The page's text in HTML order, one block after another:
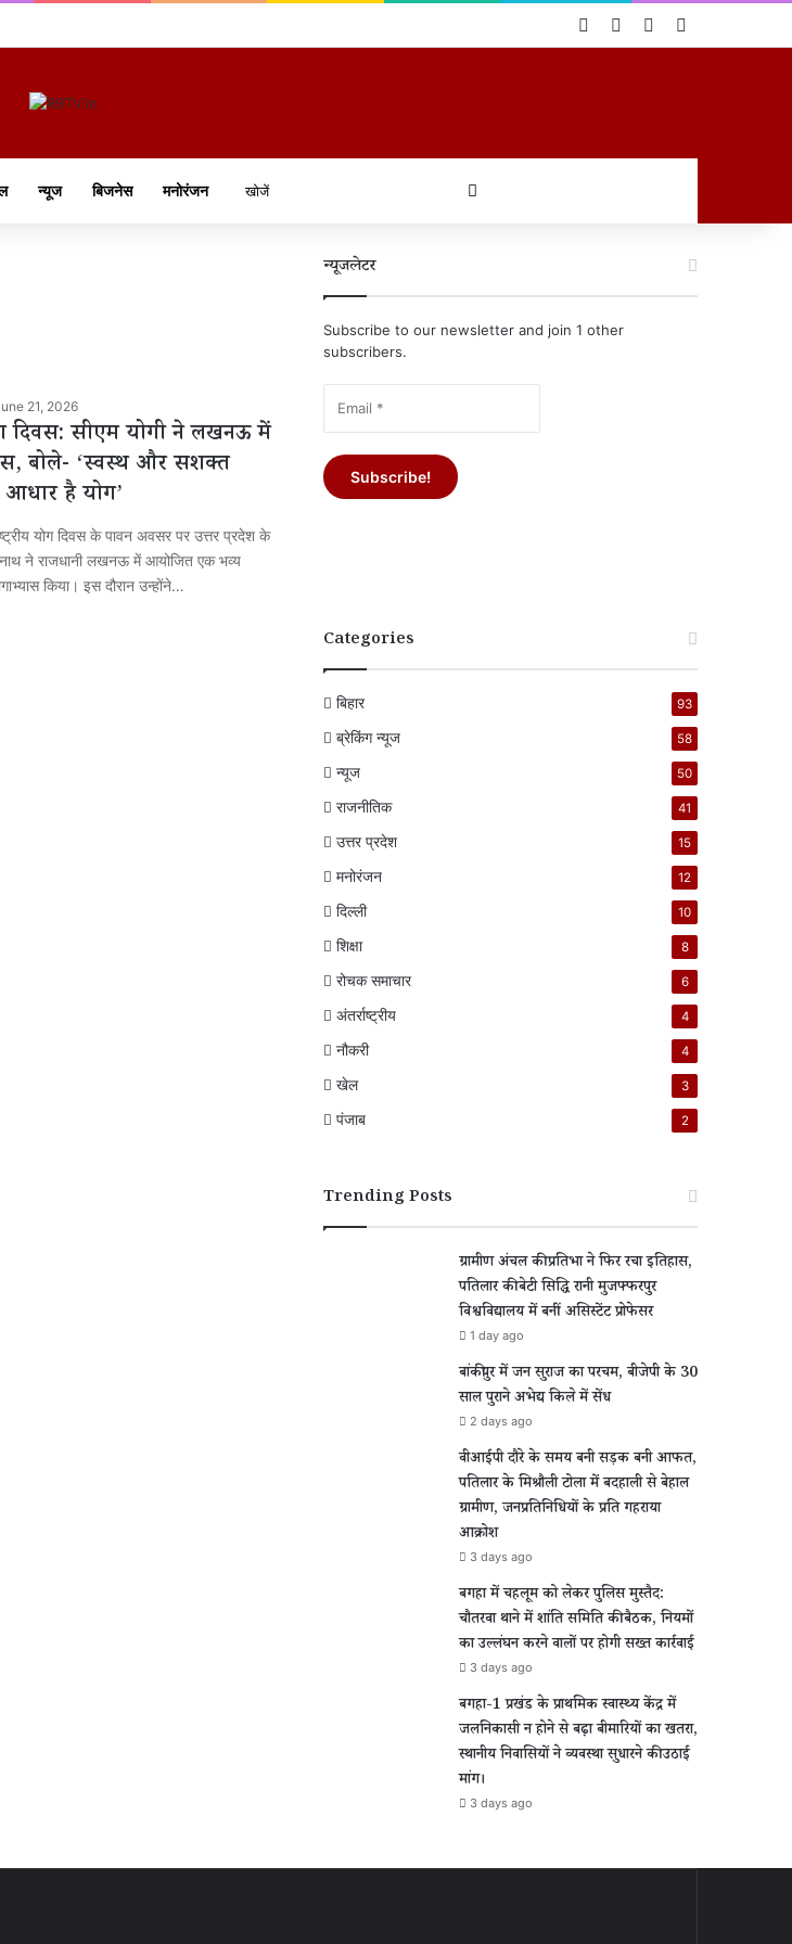
Log InRandom Article
Sidebar
न्यूज बिजनेस मनोरंजन
21, 2026
दिवस: सीएम योगी ने लखनऊ में
बोले- ‘स्वस्थ और सशक्त
है योग’
योग दिवस के पावन अवसर पर उत्तर प्रदेश के
ने राजधानी लखनऊ में आयोजित एक भव्य
किया। इस दौरान उन्होंने…
न्यूजलेटर
Subscribe to our newsletter and join 1 other
subscribers.
Categories
बिहार 93
ब्रेकिंग न्यूज 58
न्यूज 50
राजनीतिक 41
उत्तर प्रदेश 15
मनोरंजन 12
दिल्ली 10
शिक्षा 8
रोचक समाचार 6
अंतर्राष्ट्रीय 4
नौकरी 4
खेल 3
पंजाब 2
Trending Posts
ग्रामीण अंचल की प्रतिभा ने फिर रचा इतिहास,
पतिलार की बेटी सिद्धि रानी मुजफ्फरपुर
विश्वविद्यालय में बनीं असिस्टेंट प्रोफेसर
1 day ago
बांकीपुर में जन सुराज का परचम, बीजेपी के 30
साल पुराने अभेद्य किले में सेंध
2 days ago
वीआईपी दौरे के समय बनी सड़क बनी आफत,
पतिलार के मिश्रौली टोला में बदहाली से बेहाल
ग्रामीण, जनप्रतिनिधियों के प्रति गहराया
आक्रोश
3 days ago
बगहा में चहलूम को लेकर पुलिस मुस्तैद:
चौतरवा थाने में शांति समिति की बैठक, नियमों
का उल्लंघन करने वालों पर होगी सख्त कार्रवाई
3 days ago
बगहा-1 प्रखंड के प्राथमिक स्वास्थ्य केंद्र में
जलनिकासी न होने से बढ़ा बीमारियों का खतरा,
स्थानीय निवासियों ने व्यवस्था सुधारने की उठाई
मांग।
3 days ago